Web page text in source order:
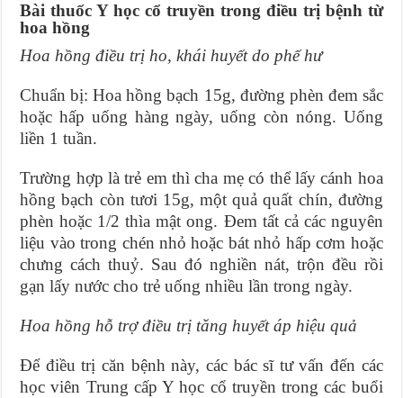
Bài thuốc Y học cổ truyền trong điều trị bệnh từ
hoa hồng
Hoa hồng điều trị ho, khái huyết do phế hư
Chuẩn bị: Hoa hồng bạch 15g, đường phèn đem sắc
hoặc hấp uống hàng ngày, uống còn nóng. Uống
liền 1 tuần.
Trường hợp là trẻ em thì cha mẹ có thể lấy cánh hoa
hồng bạch còn tươi 15g, một quả quất chín, đường
phèn hoặc 1/2 thìa mật ong. Đem tất cả các nguyên
liệu vào trong chén nhỏ hoặc bát nhỏ hấp cơm hoặc
chưng cách thuỷ. Sau đó nghiền nát, trộn đều rồi
gạn lấy nước cho trẻ uống nhiều lần trong ngày.
Hoa hồng hỗ trợ điều trị tăng huyết áp hiệu quả
Để điều trị căn bệnh này, các bác sĩ tư vấn đến các
học viên Trung cấp Y học cổ truyền trong các buổi